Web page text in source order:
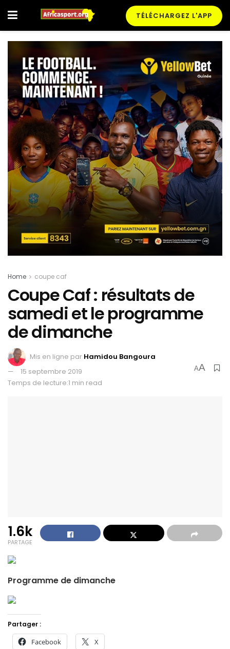
TÉLÉCHARGEZ L'APP
Home coupe caf
Coupe Caf : résultats de
samedi et le programme
de dimanche
Mis en ligne par Hamidou Bangoura
15 septembre 2019
Temps de lecture:1 min read
AA
1.6k
PARTAGE
Programme de dimanche
Partager :
Facebook X